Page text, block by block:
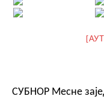
СУБНОР Месне